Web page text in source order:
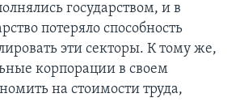
государством, и в
потеряло способность
эти секторы. К тому же,
корпорации в своем
на стоимости труда,